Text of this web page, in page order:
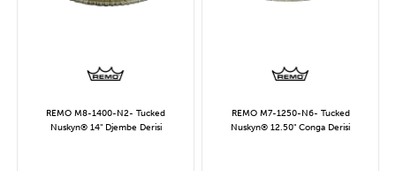
REMO M8-1400-N2- Tucked
Nuskyn® 14" Djembe Derisi
REMO M7-1250-N6- Tucked
Nuskyn® 12.50" Conga Derisi